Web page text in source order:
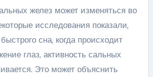
желез может изменяться во
исследования показали,
сна, когда происходит
глаз, активность сальных
Это может объяснить